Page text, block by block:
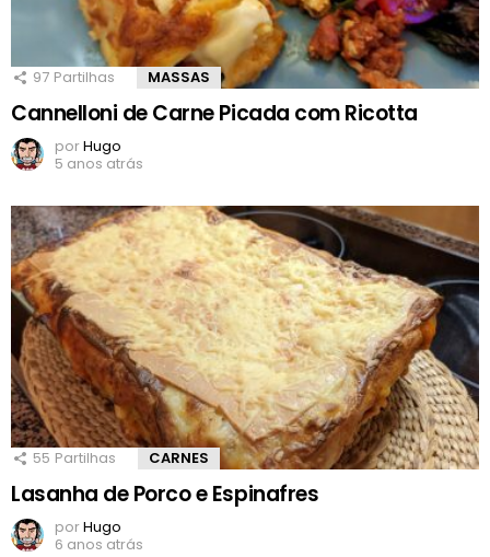
97 Partilhas MASSAS
Cannelloni de Carne Picada com Ricotta
porHugo
5 anos atrás
55 Partilhas CARNES
Lasanha de Porco e Espinafres
porHugo
6 anos atrás